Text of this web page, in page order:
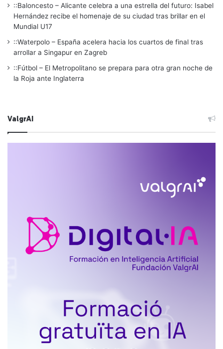
::Baloncesto – Alicante celebra a una estrella del futuro: Isabel
Hernández recibe el homenaje de su ciudad tras brillar en el
Mundial U17
::Waterpolo – España acelera hacia los cuartos de final tras
arrollar a Singapur en Zagreb
::Fútbol – El Metropolitano se prepara para otra gran noche de
la Roja ante Inglaterra
ValgrAI